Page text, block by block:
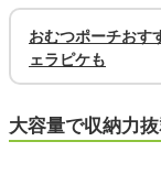
おむつポーチおす
ェラピケも
大容量で収納力